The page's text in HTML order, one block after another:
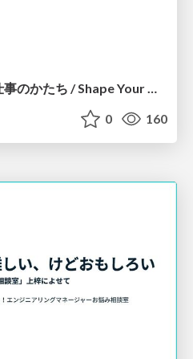
「好き」から見つける仕事のかたち / Shape Your Career From What You Love
0 160